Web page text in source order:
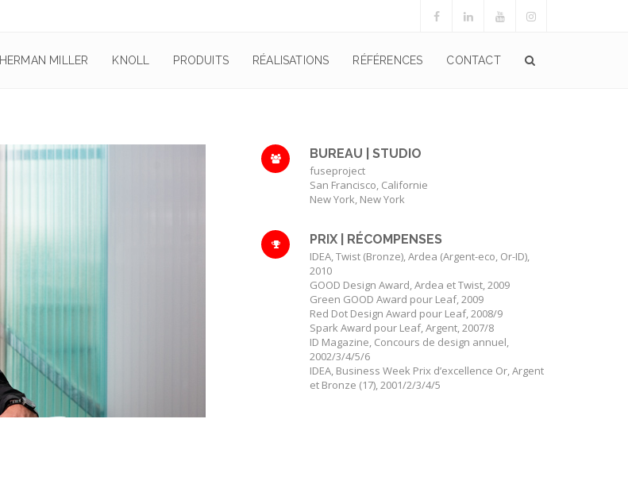
HERMAN MILLER KNOLL PRODUITS RÉALISATIONS RÉFÉRENCES CONTACT
BUREAU | STUDIO
fuseproject
San Francisco, Californie
New York, New York
PRIX | RÉCOMPENSES
IDEA, Twist (Bronze), Ardea (Argent-eco, Or-ID),
2010
GOOD Design Award, Ardea et Twist, 2009
Green GOOD Award pour Leaf, 2009
Red Dot Design Award pour Leaf, 2008/9
Spark Award pour Leaf, Argent, 2007/8
ID Magazine, Concours de design annuel,
2002/3/4/5/6
IDEA, Business Week Prix d’excellence Or, Argent
et Bronze (17), 2001/2/3/4/5